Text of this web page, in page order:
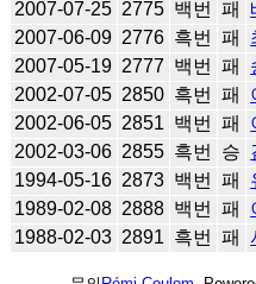
2007-07-25 2775 백번 패
2007-06-09 2776 흑번 패
2007-05-19 2777 백번 패
2002-07-05 2850 흑번 패
2002-06-05 2851 백번 패
2002-03-06 2855 흑번 승
1994-05-16 2873 백번 패
1989-02-08 2888 백번 패
1988-02-03 2891 흑번 패